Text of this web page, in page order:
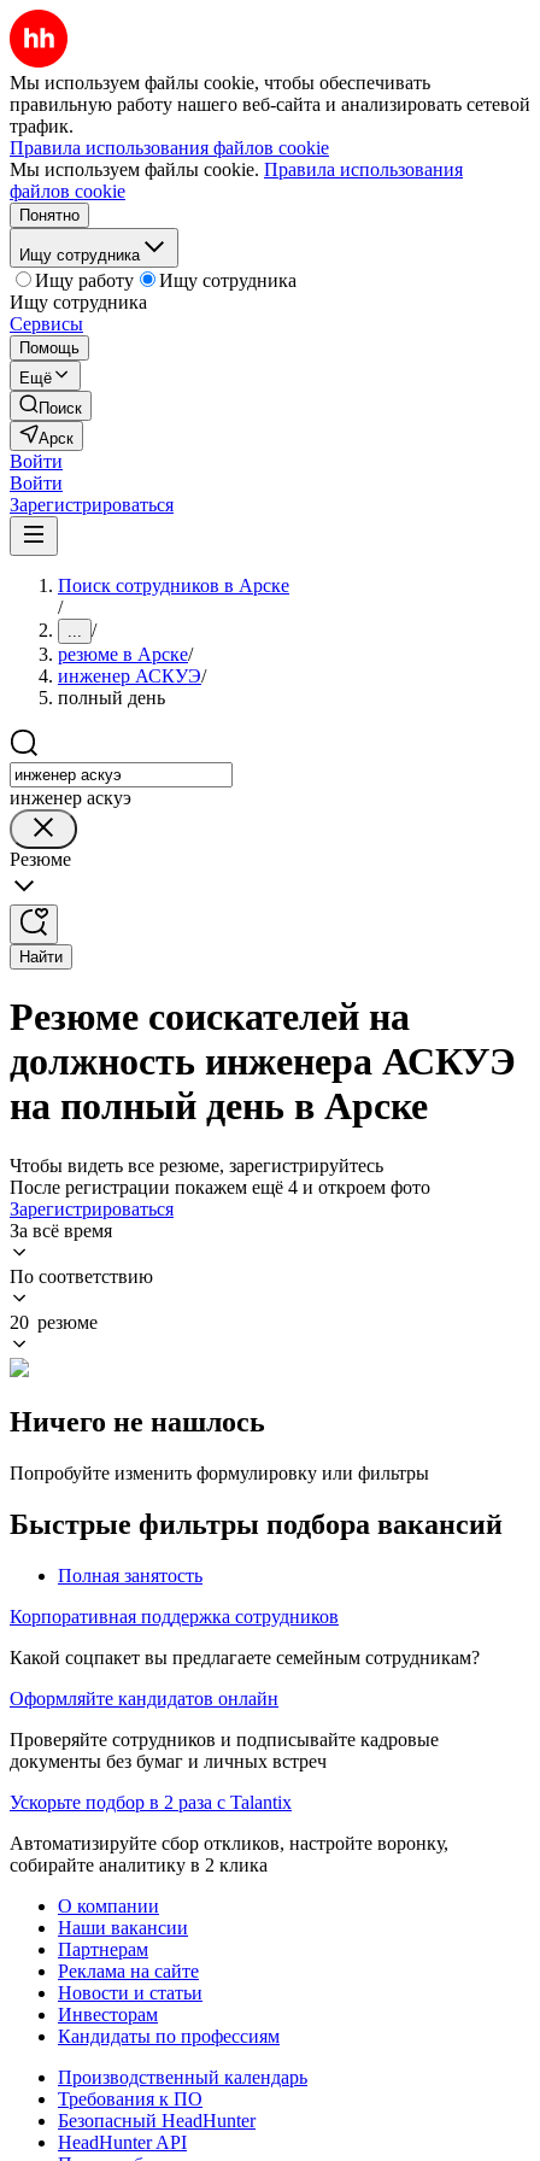
Мы используем файлы cookie, чтобы обеспечивать
правильную работу нашего веб-сайта и анализировать сетевой
трафик.
Правила использования файлов cookie
Мы используем файлы cookie. Правила использования
файлов cookie
Понятно
Ищу сотрудника
Ищу работу
Ищу сотрудника
Ищу сотрудника
Сервисы
Помощь
Ещё
Поиск
Арск
Войти
Войти
Зарегистрироваться
Поиск сотрудников в Арске
/
... /
резюме в Арске/
инженер АСКУЭ/
полный день
инженер аскуэ
Резюме
Найти
Резюме соискателей на
должность инженера АСКУЭ
на полный день в Арске
Чтобы видеть все резюме, зарегистрируйтесь
После регистрации покажем ещё 4 и откроем фото
Зарегистрироваться
За всё время
По соответствию
20 резюме
Ничего не нашлось
Попробуйте изменить формулировку или фильтры
Быстрые фильтры подбора вакансий
Полная занятость
Корпоративная поддержка сотрудников
Какой соцпакет вы предлагаете семейным сотрудникам?
Оформляйте кандидатов онлайн
Проверяйте сотрудников и подписывайте кадровые
документы без бумаг и личных встреч
Ускорьте подбор в 2 раза с Talantix
Автоматизируйте сбор откликов, настройте воронку,
собирайте аналитику в 2 клика
О компании
Наши вакансии
Партнерам
Реклама на сайте
Новости и статьи
Инвесторам
Кандидаты по профессиям
Производственный календарь
Требования к ПО
Безопасный HeadHunter
HeadHunter API